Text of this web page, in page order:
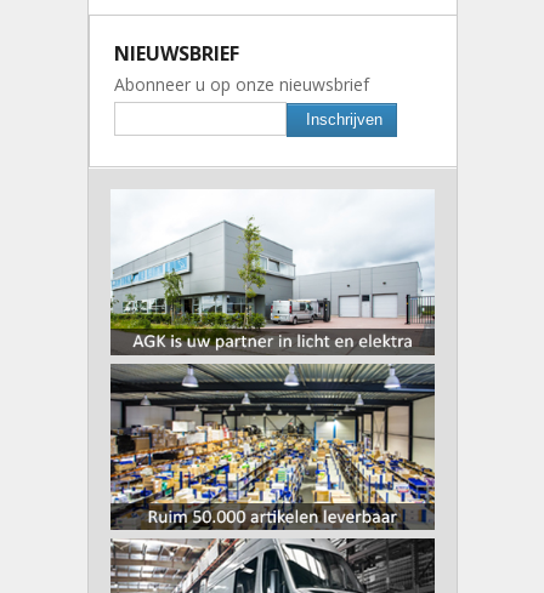
NIEUWSBRIEF
Abonneer u op onze nieuwsbrief
Inschrijven